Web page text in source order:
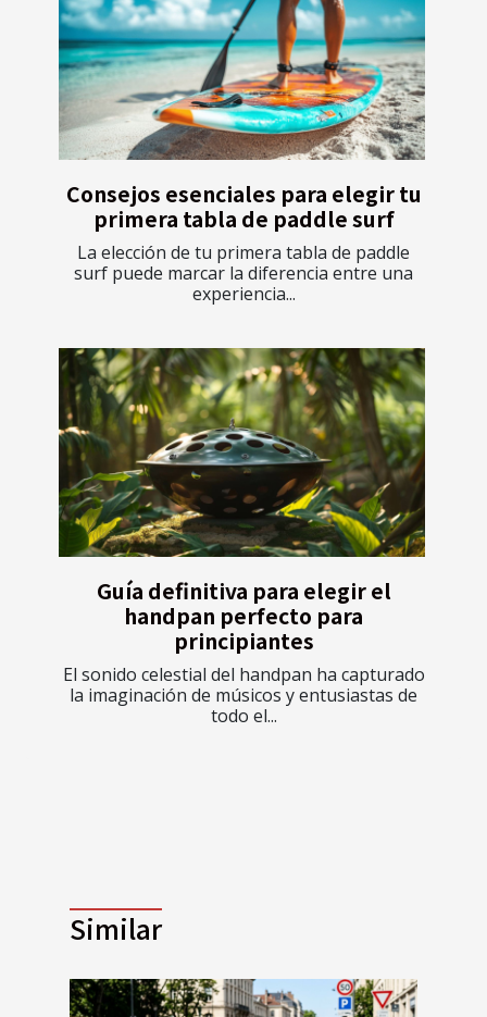
Consejos esenciales para elegir tu
primera tabla de paddle surf
La elección de tu primera tabla de paddle
surf puede marcar la diferencia entre una
experiencia...
Guía definitiva para elegir el
handpan perfecto para
principiantes
El sonido celestial del handpan ha capturado
la imaginación de músicos y entusiastas de
todo el...
Similar